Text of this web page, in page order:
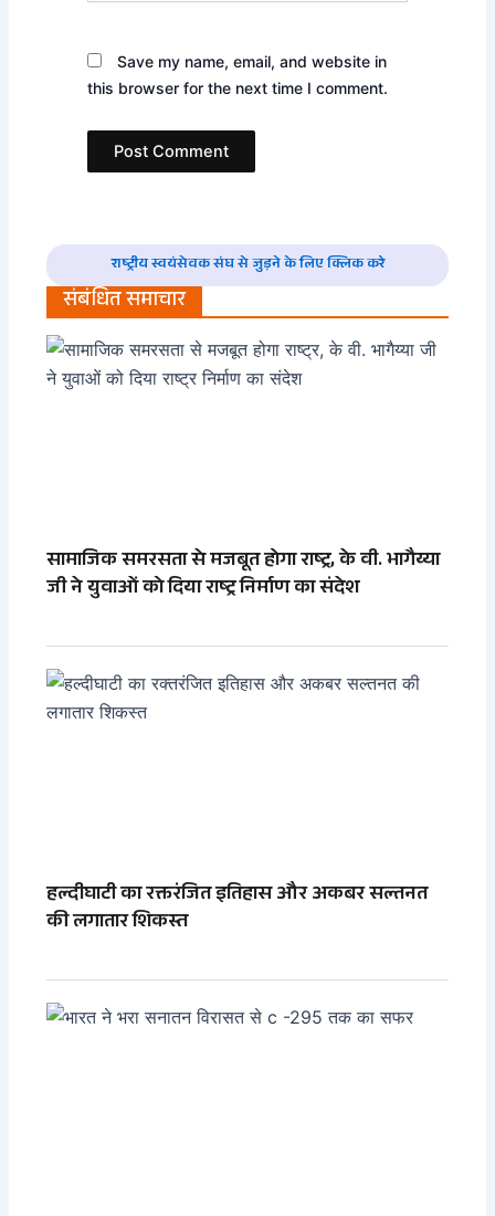
Save my name, email, and website in
this browser for the next time I comment.
राष्ट्रीय स्वयंसेवक संघ से जुड़ने के लिए क्लिक करे
संबंधित समाचार
सामाजिक समरसता से मजबूत होगा राष्ट्र, के वी. भागैय्या
जी ने युवाओं को दिया राष्ट्र निर्माण का संदेश
हल्दीघाटी का रक्तरंजित इतिहास और अकबर सल्तनत
की लगातार शिकस्त